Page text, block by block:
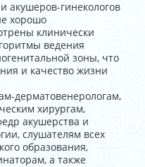
акушеров-гинекологов
хорошо
клинически
ведения
зоны, что
и качество жизни
дерматовенерологам,
хирургам,
акушерства и
слушателям всех
образования,
а также